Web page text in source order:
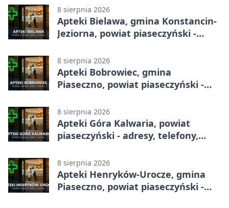
8 sierpnia 2026
Apteki Bielawa, gmina Konstancin-
Jeziorna, powiat piaseczyński -
8 sierpnia 2026
Apteki Bobrowiec, gmina
Piaseczno, powiat piaseczyński -
8 sierpnia 2026
Apteki Góra Kalwaria, powiat
piaseczyński - adresy, telefony,
8 sierpnia 2026
Apteki Henryków-Urocze, gmina
Piaseczno, powiat piaseczyński -